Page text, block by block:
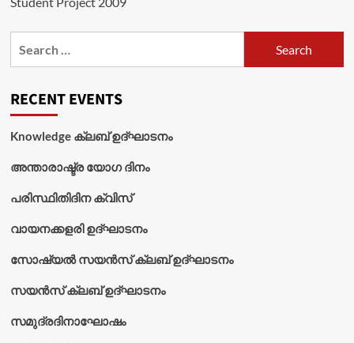
RECENT EVENTS
Knowledge ക്ലബ് ഉദ്‌ഘാടനം
അന്താരാഷ്ട്ര യോഗ ദിനം
പരിസ്ഥിതിദിന ക്വിസ്
വായനക്കളരി ഉദ്‌ഘാടനം
സോഷ്യൽ സയൻസ് ക്ലബ് ഉദ്‌ഘാടനം
സയൻസ് ക്ലബ് ഉദ്‌ഘാടനം
സമുദ്രദിനാഘോഷം